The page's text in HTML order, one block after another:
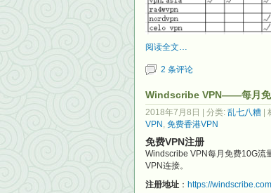
阅读全文…
2 条评论
Windscribe VPN——每月免
2018年7月8日 | 分类: 乱七八糟 |
VPN , 免费香港VPN
免费VPN注册
Windscribe VPN每月免费10G流
VPN连接。
注册地址 ： https://